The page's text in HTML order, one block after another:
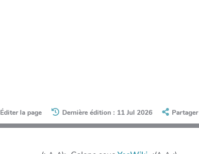
Éditer la page Dernière édition : 11 Jul 2026 Partager